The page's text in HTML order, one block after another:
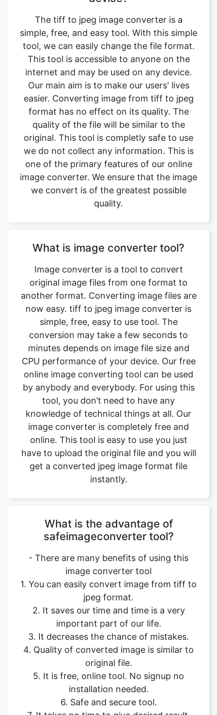
tool, we can easily change the file format.
This tool is accessible to anyone on the
internet and may be used on any device.
Our main aim is to make our users' lives
easier. Converting image from tiff to jpeg
format has no effect on its quality. The
quality of the file will be similar to the
original. This tool is completly safe to use
we do not collect any information. This is
one of the primary features of our online
image converter. We ensure that the image
we convert is of the greatest possible
quality.
What is image converter tool?
original image files from one format to
another format. Converting image files are
now easy. tiff to jpeg image converter is
simple, free, easy to use tool. The
conversion may take a few seconds to
minutes depends on image file size and
CPU performance of your device. Our free
online image converting tool can be used
by anybody and everybody. For using this
tool, you don’t need to have any
knowledge of technical things at all. Our
image converter is completely free and
online. This tool is easy to use you just
have to upload the original file and you will
get a converted jpeg image format file
instantly.
What is the advantage of
- There are many benefits of using this
image converter tool
1. You can easily convert image from tiff to
jpeg format.
2. It saves our time and time is a very
important part of our life.
3. It decreases the chance of mistakes.
4. Quality of converted image is similar to
original file.
5. It is free, online tool. No signup no
installation needed.
6. Safe and secure tool.
7. It takes no time to give desired result.